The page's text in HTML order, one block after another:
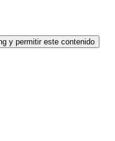
y permitir este contenido